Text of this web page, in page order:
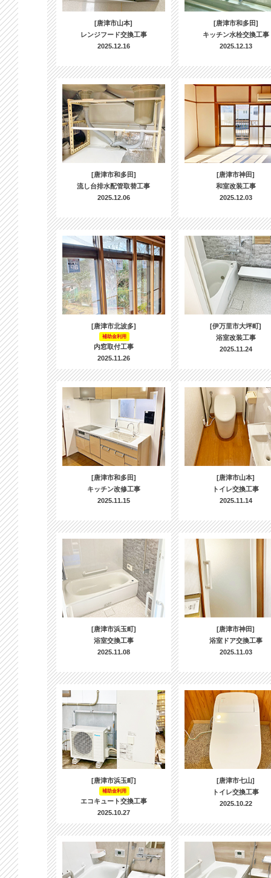
[唐津市山本]
レンジフード交換工事
2025.12.16
[唐津市和多田]
キッチン水栓交換工事
2025.12.13
[唐津市和多田]
流し台排水配管取替工事
2025.12.06
[唐津市神田]
和室改装工事
2025.12.03
[唐津市北波多]
補助金利用
内窓取付工事
2025.11.26
[伊万里市大坪町]
浴室改装工事
2025.11.24
[唐津市和多田]
キッチン改修工事
2025.11.15
[唐津市山本]
トイレ交換工事
2025.11.14
[唐津市浜玉町]
浴室交換工事
2025.11.08
[唐津市神田]
浴室ドア交換工事
2025.11.03
[唐津市浜玉町]
補助金利用
エコキュート交換工事
2025.10.27
[唐津市七山]
トイレ交換工事
2025.10.22